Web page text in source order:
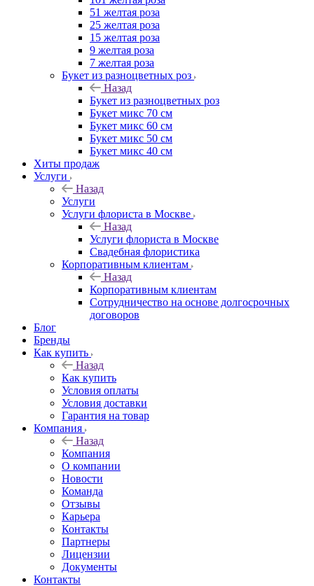
51 желтая роза
25 желтая роза
15 желтая роза
9 желтая роза
7 желтая роза
Букет из разноцветных роз
Назад
Букет из разноцветных роз
Букет микс 70 см
Букет микс 60 см
Букет микс 50 см
Букет микс 40 см
Хиты продаж
Услуги
Назад
Услуги
Услуги флориста в Москве
Назад
Услуги флориста в Москве
Свадебная флористика
Корпоративным клиентам
Назад
Корпоративным клиентам
Сотрудничество на основе долгосрочных
договоров
Блог
Бренды
Как купить
Назад
Как купить
Условия оплаты
Условия доставки
Гарантия на товар
Компания
Назад
Компания
О компании
Новости
Команда
Отзывы
Карьера
Контакты
Партнеры
Лицензии
Документы
Контакты